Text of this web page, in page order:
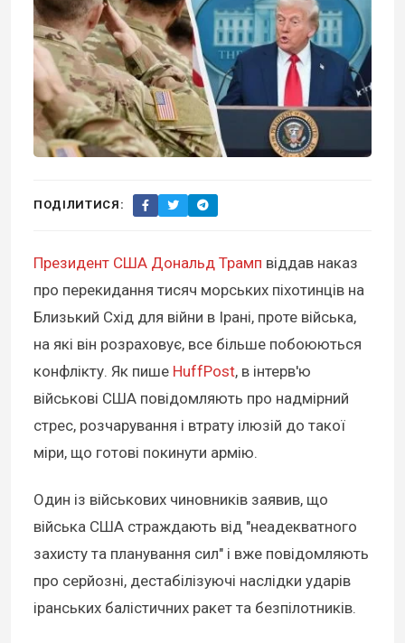
ПОДІЛИТИСЯ:
Президент США Дональд Трамп віддав наказ
про перекидання тисяч морських піхотинців на
Близький Схід для війни в Ірані, проте війська,
на які він розраховує, все більше побоюються
конфлікту. Як пише HuffPost, в інтерв'ю
військові США повідомляють про надмірний
стрес, розчарування і втрату ілюзій до такої
міри, що готові покинути армію.
Один із військових чиновників заявив, що
війська США страждають від "неадекватного
захисту та планування сил" і вже повідомляють
про серйозні, дестабілізуючі наслідки ударів
іранських балістичних ракет та безпілотників.